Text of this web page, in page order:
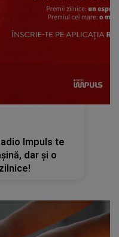
Impuls te
dar şi o